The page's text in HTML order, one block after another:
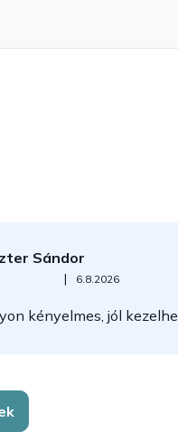
Sándor
áruház értékelése 5-ből 5
| 6.8.2026
kényelmes, jól